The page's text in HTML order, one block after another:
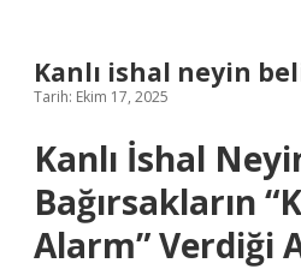
Kanlı ishal neyin
Tarih: Ekim 17, 2025
Kanlı İshal
Bağırsakların
Alarm” Verdiği